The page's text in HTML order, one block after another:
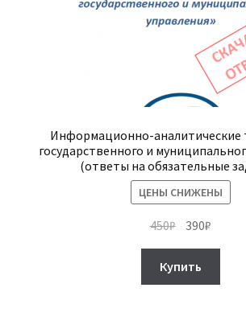
Информационно-аналитические
государственного и
(ответы на обязательные
ЦЕНЫ СНИЖЕНЫ
450₽
составляла
450₽.
390₽
Купить